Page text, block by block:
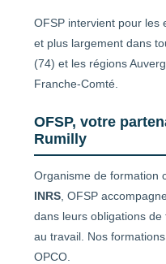
OFSP intervient pour les
et plus largement dans
(74) et les régions
Franche-Comté.
OFSP, votre
Rumilly
Organisme de formation
INRS , OFSP
dans leurs obligations
au travail. Nos
OPCO.